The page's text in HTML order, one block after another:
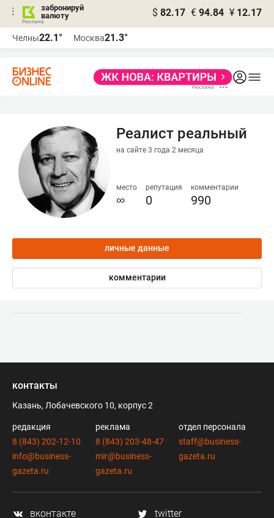
забронируй
валюту
$ 82.17 € 94.84 ¥ 12.17
Челны22.1° Москва21.3°
Peaлист peальный
на сайте 3 года 2 месяца
место
∞
репутация
0
комментарии
990
личные данные
комментарии
контакты
Казань, Лобачевского 10, корпус 2
редакция
8 (843) 202-12-10
info@business-
gazeta.ru
реклама
8 (843) 203-48-47
mir@business-
gazeta.ru
отдел персонала
staff@business-
gazeta.ru
вконтакте
twitter